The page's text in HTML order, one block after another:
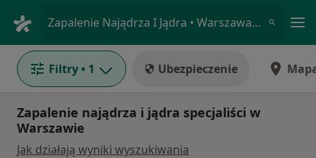
Zapalenie Najądrza I Jądra • Warszawa, mazowieckie
Filtry • 1 Ubezpieczenie
Zapalenie najądrza i jądra specjaliści w
Warszawie
Jak działają wyniki wyszukiwania